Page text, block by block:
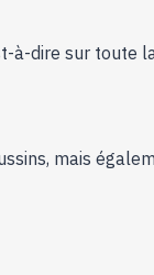
à-dire sur toute
mais